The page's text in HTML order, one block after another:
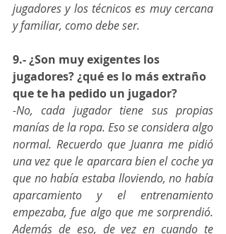
jugadores y los técnicos es muy cercana
y familiar, como debe ser.
9.- ¿Son muy exigentes los
jugadores? ¿qué es lo más extraño
que te ha pedido un jugador?
-No, cada jugador tiene sus propias
manías de la ropa. Eso se considera algo
normal. Recuerdo que Juanra me pidió
una vez que le aparcara bien el coche ya
que no había estaba lloviendo, no había
aparcamiento y el entrenamiento
empezaba, fue algo que me sorprendió.
Además de eso, de vez en cuando te